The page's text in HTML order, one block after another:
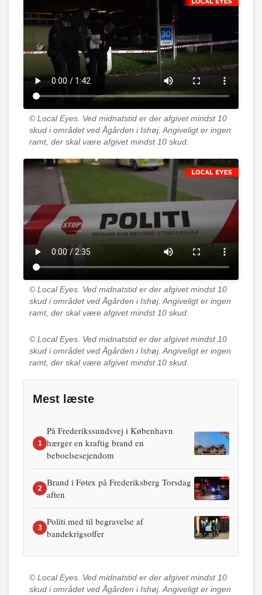
© Local Eyes. Ved midnatstid er der afgivet mindst 10
skud i området ved Ågården i Ishøj. Angiveligt er ingen
ramt, der skal være afgivet mindst 10 skud.
© Local Eyes. Ved midnatstid er der afgivet mindst 10
skud i området ved Ågården i Ishøj. Angiveligt er ingen
ramt, der skal være afgivet mindst 10 skud.
© Local Eyes. Ved midnatstid er der afgivet mindst 10
skud i området ved Ågården i Ishøj. Angiveligt er ingen
ramt, der skal være afgivet mindst 10 skud.
Mest læste
1
På Frederikssundsvej i København
hærger en kraftig brand en
beboelsesejendom
2
Brand i Føtex på Frederiksberg Torsdag
aften
3
Politi med til begravelse af
bandekrigsoffer
© Local Eyes. Ved midnatstid er der afgivet mindst 10
skud i området ved Ågården i Ishøj. Angiveligt er ingen